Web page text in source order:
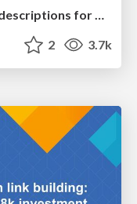
How to optimise 3,500 product descriptions for ecommerce in one day using ChatGPT
2 3.7k